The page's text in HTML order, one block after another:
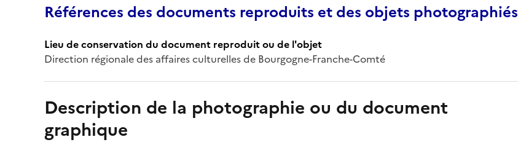
Références des documents reproduits et des objets photographiés
Lieu de conservation du document reproduit ou de l'objet
Direction régionale des affaires culturelles de Bourgogne-Franche-Comté
Description de la photographie ou du document
graphique